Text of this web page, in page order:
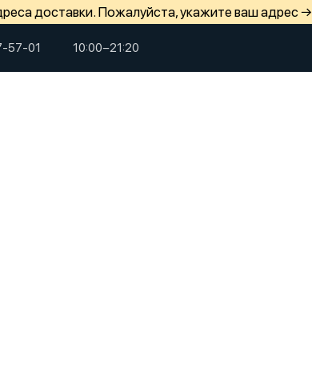
доставки. Пожалуйста, укажите ваш адрес →
57-01 10:00−21:20